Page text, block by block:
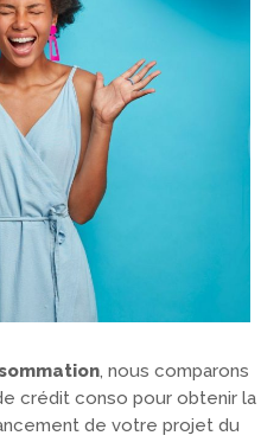
, nous comparons
crédit conso pour obtenir la
de votre projet du